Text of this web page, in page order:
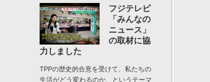
フジテレビ
「みんなの
ニュース」
の取材に協
力しました
TPPの歴史的合意を受けて、私たちの
生活がどう変わるのか、というテーマ